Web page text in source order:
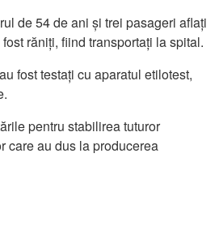
de 54 de ani și trei pasageri aflați
răniți, fiind transportați la spital.
fost testați cu aparatul etilotest,
pentru stabilirea tuturor
care au dus la producerea